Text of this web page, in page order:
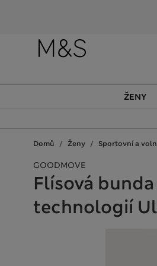
ŽENY
Domů Ženy Sportovní a
GOODMOVE
Flísová
technologií